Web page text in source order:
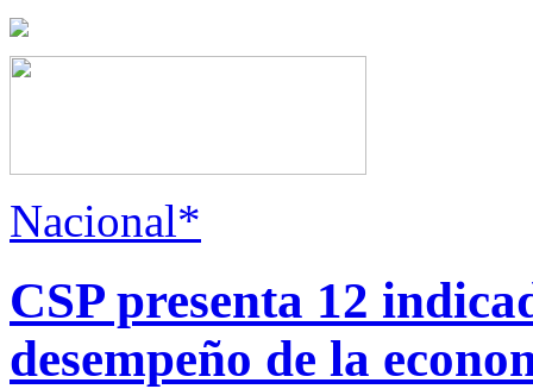
Nacional*
CSP presenta 12
desempeño de la